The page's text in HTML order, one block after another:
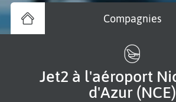
Compagnies
Jet2 à l'aéroport Nice Côte
d'Azur (NCE)